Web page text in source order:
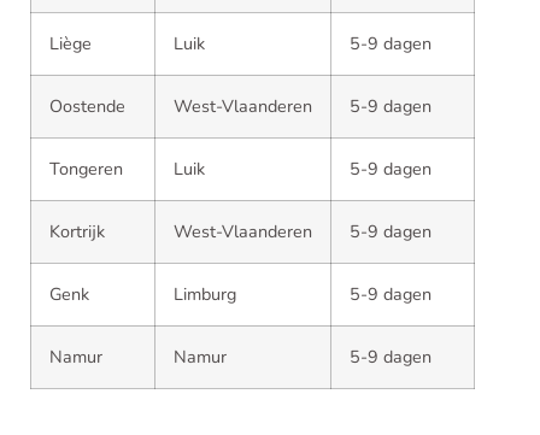
Liège Luik 5-9 dagen
Oostende West-Vlaanderen 5-9 dagen
Tongeren Luik 5-9 dagen
Kortrijk West-Vlaanderen 5-9 dagen
Genk Limburg 5-9 dagen
Namur Namur 5-9 dagen